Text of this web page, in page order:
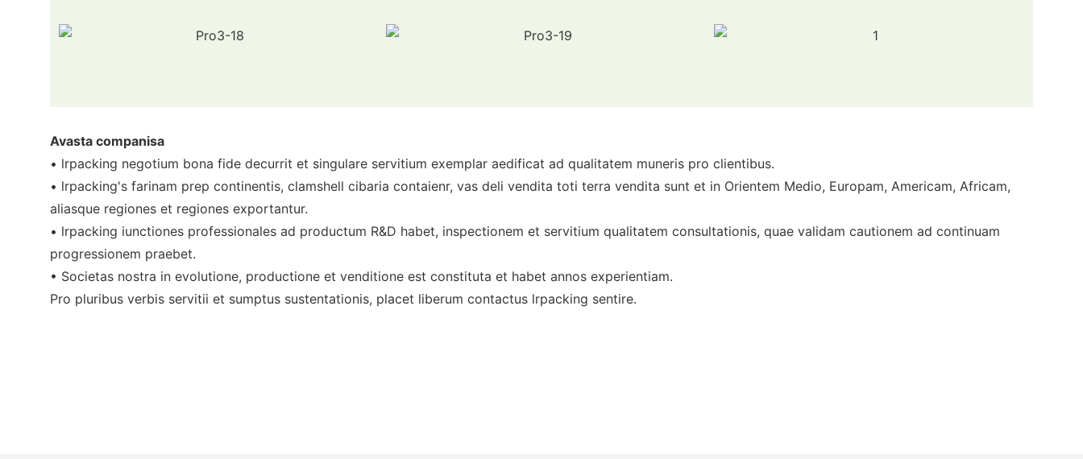
Avasta companisa
• lrpacking negotium bona fide decurrit et singulare servitium exemplar aedificat ad qualitatem muneris pro clientibus.
• lrpacking's farinam prep continentis, clamshell cibaria contaienr, vas deli vendita toti terra vendita sunt et in Orientem Medio, Europam, Americam, Africam,
aliasque regiones et regiones exportantur.
• lrpacking iunctiones professionales ad productum R&D habet, inspectionem et servitium qualitatem consultationis, quae validam cautionem ad continuam
progressionem praebet.
• Societas nostra in evolutione, productione et venditione est constituta et habet annos experientiam.
Pro pluribus verbis servitii et sumptus sustentationis, placet liberum contactus lrpacking sentire.